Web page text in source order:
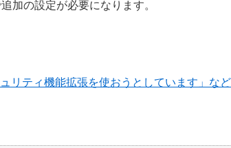
加の設定が必要になります。
リティ機能拡張を使おうとしています」な